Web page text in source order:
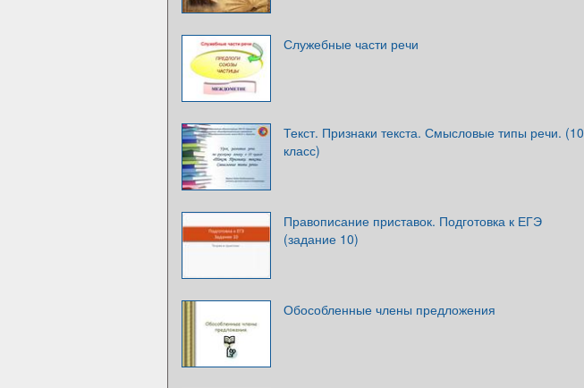
Служебные части речи
Текст. Признаки текста. Смысловые типы речи. (10
класс)
Правописание приставок. Подготовка к ЕГЭ
(задание 10)
Обособленные члены предложения